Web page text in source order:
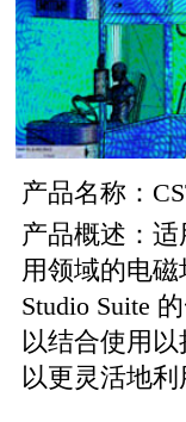
产品名称：
产品概述：
用领域的电
Studio Suite
以结合使用
以更灵活地